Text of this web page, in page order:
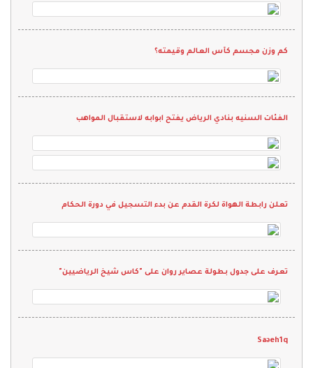
كم وزن مجسم كأس العالم وقيمته؟
الفئات السنيه بنادي الرياض يفتح ابوابه لاستقبال المواهب
تعلن رابطة الهواة لكرة القدم عن بدء التسجيل في دورة الحكام
تعرف على جدول بطولة عصاير روان على "كاس شيخ الرياضيين"
Saəeh1q